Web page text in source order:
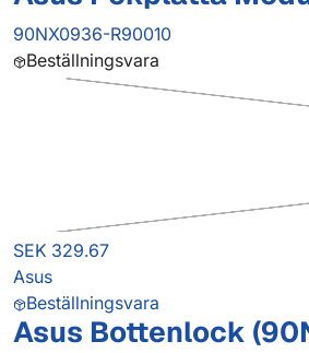
90NX0936-R90010
Beställningsvara
SEK 329.67
Asus
Beställningsvara
Asus Bottenlock